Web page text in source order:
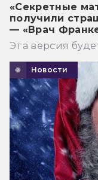
«Секретные
получили
— «Врач
Эта версия
Новости